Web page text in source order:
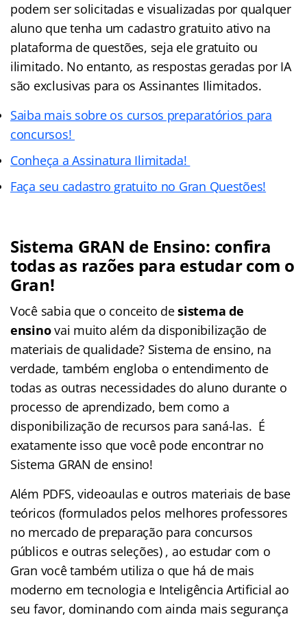
podem ser solicitadas e visualizadas por qualquer
aluno que tenha um cadastro gratuito ativo na
plataforma de questões, seja ele gratuito ou
ilimitado. No entanto, as respostas geradas por IA
são exclusivas para os Assinantes Ilimitados.
Saiba mais sobre os cursos preparatórios para
concursos!
Conheça a Assinatura Ilimitada!
Faça seu cadastro gratuito no Gran Questões!
Sistema GRAN de Ensino: confira
todas as razões para estudar com o
Gran!
Você sabia que o conceito desistema de
ensinovai muito além da disponibilização de
materiais de qualidade? Sistema de ensino, na
verdade, também engloba o entendimento de
todas as outras necessidades do aluno durante o
processo de aprendizado, bem como a
disponibilização de recursos para saná-las. É
exatamente isso que você pode encontrar no
Sistema GRAN de ensino!
Além PDFS, videoaulas e outros materiais de base
teóricos (formulados pelos melhores professores
no mercado de preparação para concursos
públicos e outras seleções) , ao estudar com o
Gran você também utiliza o que há de mais
moderno em tecnologia e Inteligência Artificial ao
seu favor, dominando com ainda mais segurança